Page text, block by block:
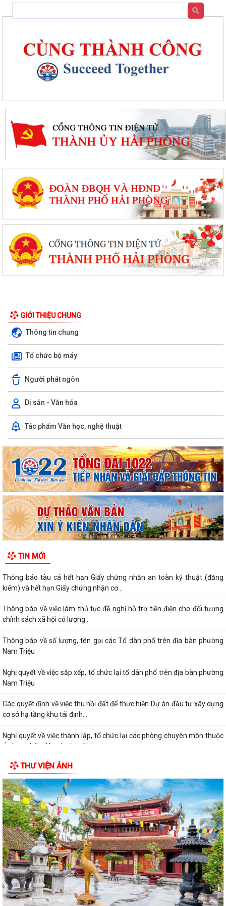
GIỚI THIỆU CHUNG
Thông tin chung
Tổ chức bộ máy
Người phát ngôn
Di sản - Văn hóa
Tác phẩm Văn học, nghệ thuật
TIN MỚI
ẩm thực số Hải Phòng
Xây dựng Bản đồ Ẩm thực số Hải Phòng và mở rộng mô hình chuyển
đổi số, thanh toán không dùng tiền...
Kế hoạch triển khai công tác làm sạch, chuẩn hóa dữ liệu đăng ký hộ
kinh doanh, Hợp tác xã năm 2026
PHƯỜNG NAM TRIỆU TÍCH CỰC TUYÊN TRUYỀN HƯỚNG DẪN NÔNG
DÂN PHÒNG CHỐNG NẮNG NÓNG CHO THỦY SẢN NUÔI
Ủy ban nhân dân thành phố trong...
Thông báo tàu cá hết hạn Giấy chứng nhận an toàn kỹ thuật (đăng
kiểm) và hết hạn Giấy chứng nhận cơ...
Thông báo về việc làm thủ tục đề nghị hỗ trợ tiền điện cho đối tượng
chính sách xã hội có lượng...
Thông báo về số lượng, tên gọi các Tổ dân phố trên địa bàn phường
Nam Triệu
Nghị quyết về việc sắp xếp, tổ chức lại tổ dân phố trên địa bàn phường
Nam Triệu
Các quyết định về việc thu hồi đất để thực hiện Dự án đầu tư xây dựng
cơ sở hạ tầng khu tái định...
Nghị quyết về việc thành lập, tổ chức lại các phòng chuyên môn thuộc
Ủy ban nhân dân phường Nam...
Điện lực Thủy Nguyên triển khai thanh toán tiền điện không dùng tiền
mặt trên địa bàn Điện lực Thủy...
Đề nghị hỗ trợ giới thiệu nguồn hiện vật và kết nối thân nhân liệt sĩ, cựu
chiến binh phục vụ cuộc...
Quyết định về việc phê duyệt giá đất cụ thể; phương án bồi thường bồi
thường, hỗ trợ, tái định cư...
Quyết định về việc thu hồi đất để thực hiện Dự án đầu tư xây dựng cơ
sở hạ tầng khu tái định cư tại...
Quyết định về việc thu hồi đất để thực hiện Dự án đầu tư xây dựng cơ
sở hạ tầng khu tái định cư tại...
THƯ VIỆN ẢNH